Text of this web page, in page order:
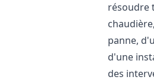
résoudre
panne,
d'une
des